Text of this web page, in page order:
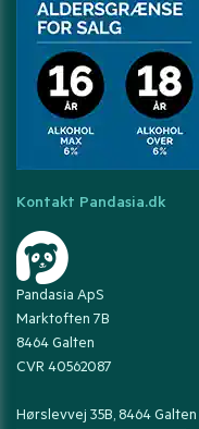
Kontakt Pandasia.dk
Pandasia ApS
Marktoften 7B
8464 Galten
CVR 40562087
Hørslevvej 35B, 8464 Galten